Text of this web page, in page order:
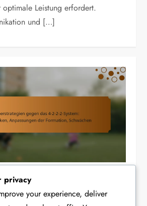
optimale Leistung erfordert.
und […]
DER 4-2-2-2 FORMATION
gegen das 4-2-2-
privacy
your experience, deliver